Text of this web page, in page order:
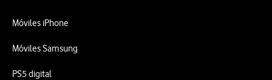
Móviles iPhone
Móviles Samsung
PS5 digital